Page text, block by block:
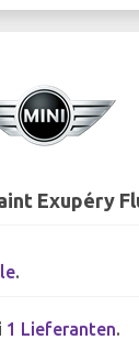
Exupéry
.
1 Lieferanten.